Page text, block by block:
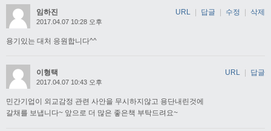
임하진
2017.04.07 10:28 오후
용기있는 대처 응원합니다^^
URL | 답글 | 수정 | 삭제
이형택
2017.04.07 10:43 오후
민간기업이 외교감정 관련 사안을 무시하지않고 용단내린것에
갈채를 보냅니다~ 앞으로 더 많은 좋은책 부탁드려요~
URL 답글